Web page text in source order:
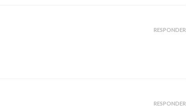
RESPONDER
RESPONDER